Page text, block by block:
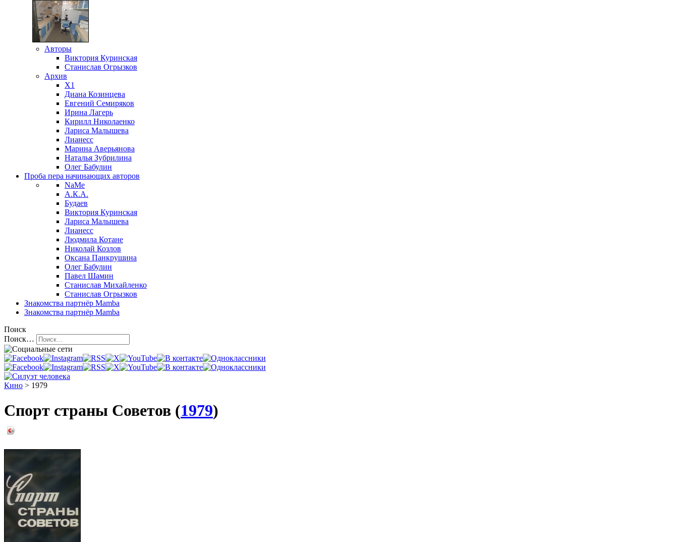
Авторы
Виктория Куринская
Станислав Огрызков
Архив
X1
Диана Козинцева
Евгений Семиряков
Ирина Лагерь
Кирилл Николаенко
Лариса Малышева
Лианесс
Марина Аверьянова
Наталья Зубрилина
Олег Бабулин
Проба пера начинающих авторов
NaMe
А.К.А.
Будаев
Виктория Куринская
Лариса Малышева
Лианесс
Людмила Котане
Николай Козлов
Оксана Панкрушина
Олег Бабулин
Павел Шамин
Станислав Михайленко
Станислав Огрызков
Знакомства партнёр Mamba
Знакомства партнёр Mamba
Поиск
Поиск…
Кино > 1979
Спорт страны Советов (1979)